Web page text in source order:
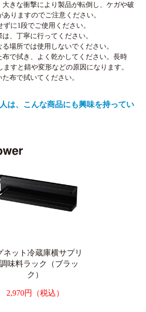
きな衝撃により製品が転倒し、ケガや破
りますのでご注意ください。
に1段でご使用ください。
、丁寧に行ってください。
場所では使用しないでください。
で拭き、よく乾かしてください。長時
すと錆や変形などの原因になります。
布で拭いてください。
は、こんな商品にも興味を持ってい
ネット冷蔵庫横サプリ
味料ラック（ブラッ
ク）
2,970円（税込）